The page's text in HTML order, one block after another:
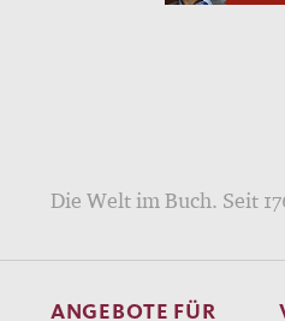
Die Welt im Buch. Seit
ANGEBOTE FÜR